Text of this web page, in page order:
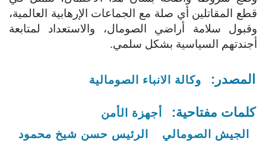
قطع المقاتلين أي صلة مع الجماعات الإرهابية العالمية،
وقبول سلامة أراضي الصومال، والاستعداد لمتابعة
أجندتهم السياسية بشكل سلمي.
المصدر: وكالة الانباء الصومالية
كلمات مفتاحية:
أجهزة الأمن
الجيش الصومالي
الرئيس حسن شيخ محمود